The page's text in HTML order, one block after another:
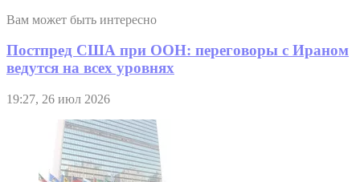
Вам может быть интересно
Постпред США при ООН: переговоры с Ираном
ведутся на всех уровнях
19:27, 26 июл 2026